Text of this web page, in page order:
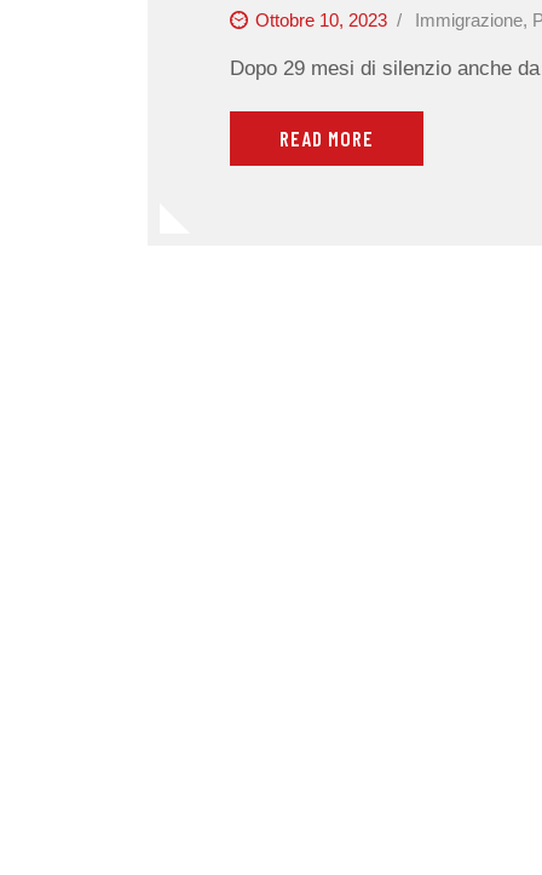
Ottobre 10, 2023 Immigrazione,
Dopo 29 mesi di silenzio anche
READ MORE